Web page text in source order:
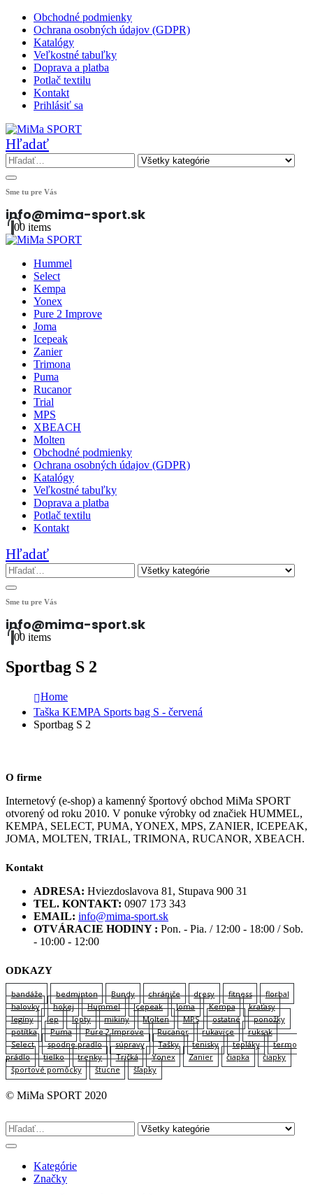
Obchodné podmienky
Ochrana osobných údajov (GDPR)
Katalógy
Veľkostné tabuľky
Doprava a platba
Potlač textilu
Kontakt
Prihlásiť sa
Hľadať
Sme tu pre Vás
info@mima-sport.sk
00 items
Hummel
Select
Kempa
Yonex
Pure 2 Improve
Joma
Icepeak
Zanier
Trimona
Puma
Rucanor
Trial
MPS
XBEACH
Molten
Obchodné podmienky
Ochrana osobných údajov (GDPR)
Katalógy
Veľkostné tabuľky
Doprava a platba
Potlač textilu
Kontakt
Hľadať
Sme tu pre Vás
info@mima-sport.sk
00 items
Sportbag S 2
Home
Taška KEMPA Sports bag S - červená
Sportbag S 2
O firme
Internetový (e-shop) a kamenný športový obchod MiMa SPORT
otvorený od roku 2010. V ponuke výrobky od značiek HUMMEL,
KEMPA, SELECT, PUMA, YONEX, MPS, ZANIER, ICEPEAK,
JOMA, MOLTEN, TRIAL, TRIMONA, RUCANOR, XBEACH.
Kontakt
ADRESA: Hviezdoslavova 81, Stupava 900 31
TEL. KONTAKT: 0907 173 343
EMAIL: info@mima-sport.sk
OTVÁRACIE HODINY : Pon. - Pia. / 12:00 - 18:00 / Sob.
- 10:00 - 12:00
ODKAZY
bandáže bedminton Bundy chrániče dresy fitness
florbal
halovky
hokej Hummel Icepeak Joma Kempa
kraťasy
legíny
lep lopty mikiny Molten MPS ostatné
ponožky
potítka
Puma Pure 2 Improve Rucanor rukavice
ruksak
Select
spodne pradlo súpravy Tašky tenisky tepláky
termo
prádlo
tielko trenky Tričká Yonex Zanier čiapka
čiapky
športové pomôcky
štucne šľapky
© MiMa SPORT 2020
Kategórie
Značky